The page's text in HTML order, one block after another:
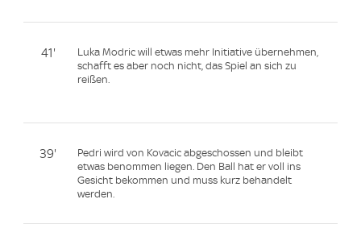
41'
Luka Modric will etwas mehr Initiative übernehmen,
schafft es aber noch nicht, das Spiel an sich zu
reißen.
39'
Pedri wird von Kovacic abgeschossen und bleibt
etwas benommen liegen. Den Ball hat er voll ins
Gesicht bekommen und muss kurz behandelt
werden.